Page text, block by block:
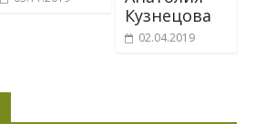
Кузнецова
02.04.2019